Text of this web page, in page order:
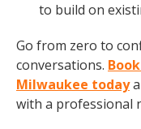
to build on
Go from zero to
conversations.
Milwaukee today
with a professional